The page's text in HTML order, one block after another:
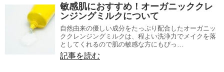
敏感肌におすすめ！オーガニッククレ
ンジングミルクについて
自然由来の優しい成分をたっぷり配合したオーガニッ
ククレンジングミルクは、程よい洗浄力でメイクを落
としてくれるので肌の敏感な方にもぴっ…
記事を読む